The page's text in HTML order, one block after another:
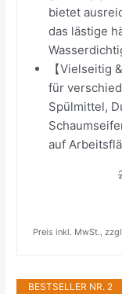
bietet
das lästige
【Vielseitig
für
Spülmittel,
auf
Preis inkl. MwSt.,
BESTSELLER NR. 2